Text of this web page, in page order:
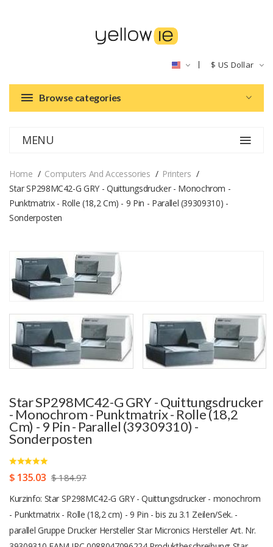
$ US Dollar
Browse categories
MENU
Home Computers And Accessories
Printers
Star SP298MC42-G GRY - Quittungsdrucker - Monochrom -
Punktmatrix - Rolle (18,2 Cm) - 9 Pin - Parallel (39309310) -
Sonderposten
Star SP298MC42-G GRY - Quittungsdrucker
- Monochrom - Punktmatrix - Rolle (18,2
Cm) - 9 Pin - Parallel (39309310) -
Sonderposten
$ 135.03 $ 184.97
Kurzinfo: Star SP298MC42-G GRY - Quittungsdrucker - monochrom
- Punktmatrix - Rolle (18,2 cm) - 9 Pin - bis zu 3.1 Zeilen/Sek. -
parallel Gruppe Drucker Hersteller Star Micronics Hersteller Art. Nr.